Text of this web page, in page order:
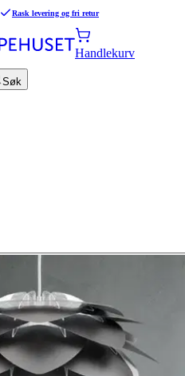
Rask levering og fri retur
Søk
Handlekurv